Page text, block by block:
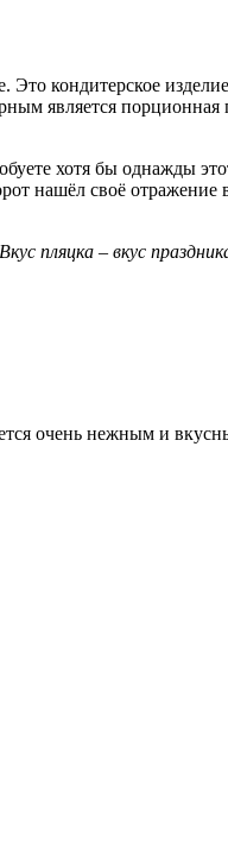
кондитерское
является
хотя бы однажды
нашёл своё
пляцка ‒ вкус
очень нежным и